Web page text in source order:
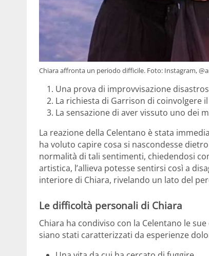
Chiara affronta un periodo difficile. Foto: Instagram,
Una prova di improvvisazione
La richiesta di Garrison di coinvolgere
La sensazione di aver vissuto uno dei
La reazione della Celentano è stata
ha voluto capire cosa si nascondesse
normalità di tali sentimenti, chiedendosi
artistica, l’allieva potesse sentirsi così a
interiore di Chiara, rivelando un lato del
Le difficoltà personali di Chiara
Chiara ha condiviso con la Celentano le
siano stati caratterizzati da esperienze